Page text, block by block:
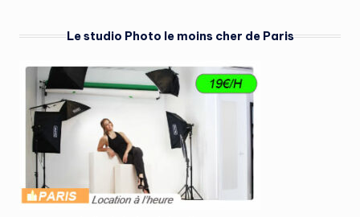
Le studio Photo le moins cher de Paris